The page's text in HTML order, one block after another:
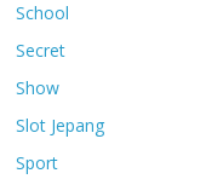
School
Secret
Show
Slot Jepang
Sport